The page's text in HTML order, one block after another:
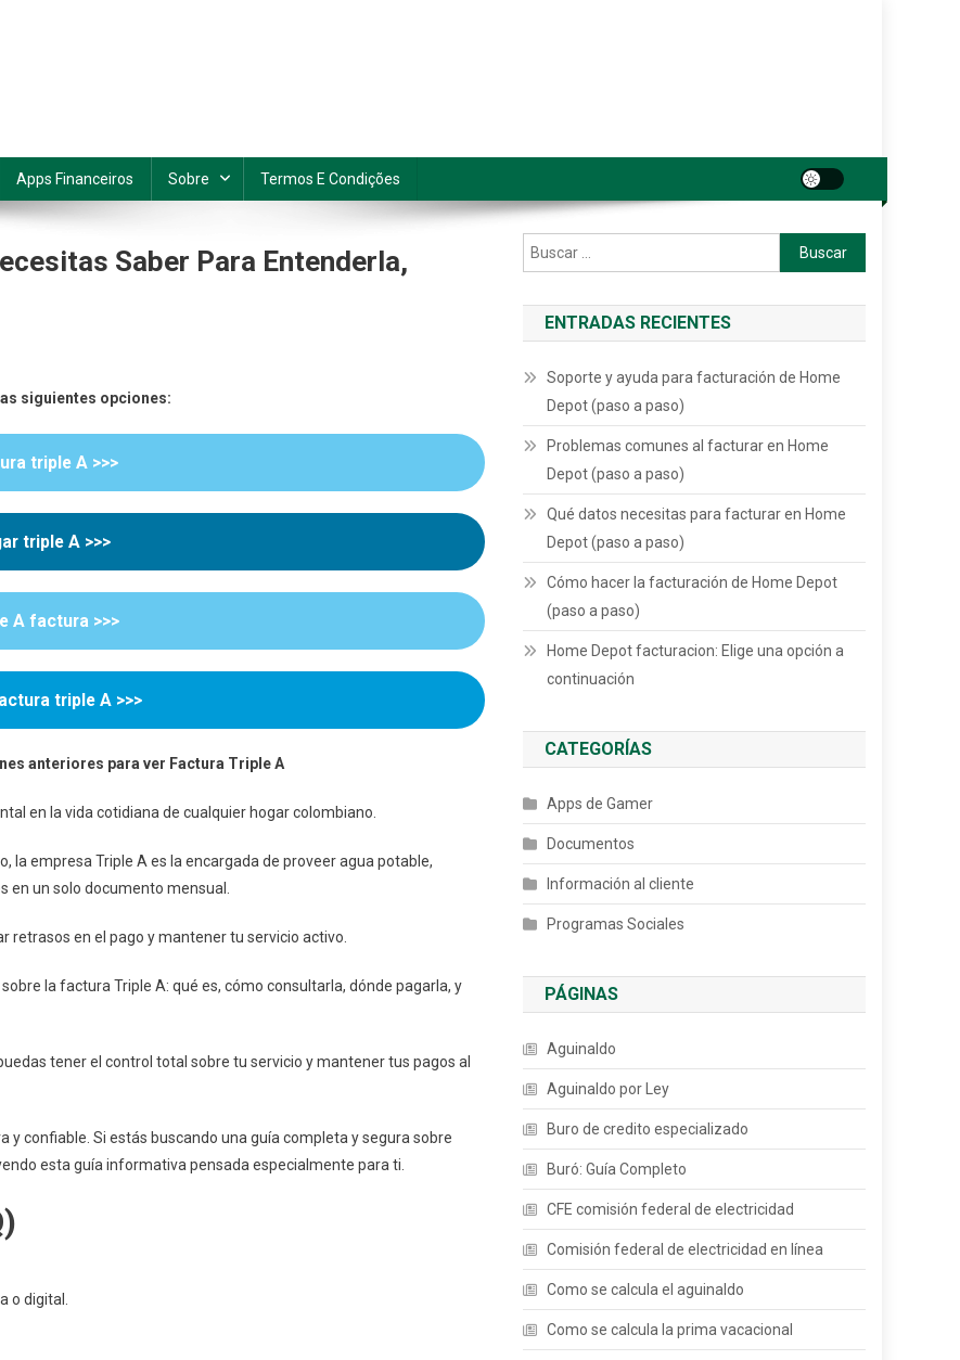
Apps Financeiros Sobre Termos E Condições
Saber Para Entenderla,
siguientes opciones:
triple A >>>
triple A >>>
A factura >>>
triple A >>>
anteriores para ver Factura Triple A
en la vida cotidiana de cualquier hogar colombiano.
la empresa Triple A es la encargada de proveer agua potable,
en un solo documento mensual.
en el pago y mantener tu servicio activo.
la factura Triple A: qué es, cómo consultarla, dónde pagarla, y
tener el control total sobre tu servicio y mantener tus pagos al
confiable. Si estás buscando una guía completa y segura sobre
esta guía informativa pensada especialmente para ti.
o digital.
Buscar:
ENTRADAS RECIENTES
Soporte y ayuda para facturación de Home
Depot (paso a paso)
Problemas comunes al facturar en Home
Depot (paso a paso)
Qué datos necesitas para facturar en Home
Depot (paso a paso)
Cómo hacer la facturación de Home Depot
(paso a paso)
Home Depot facturacion: Elige una opción a
continuación
CATEGORÍAS
Apps de Gamer
Documentos
Información al cliente
Programas Sociales
PÁGINAS
Aguinaldo
Aguinaldo por Ley
Buro de credito especializado
Buró: Guía Completo
CFE comisión federal de electricidad
Comisión federal de electricidad en línea
Como se calcula el aguinaldo
Como se calcula la prima vacacional